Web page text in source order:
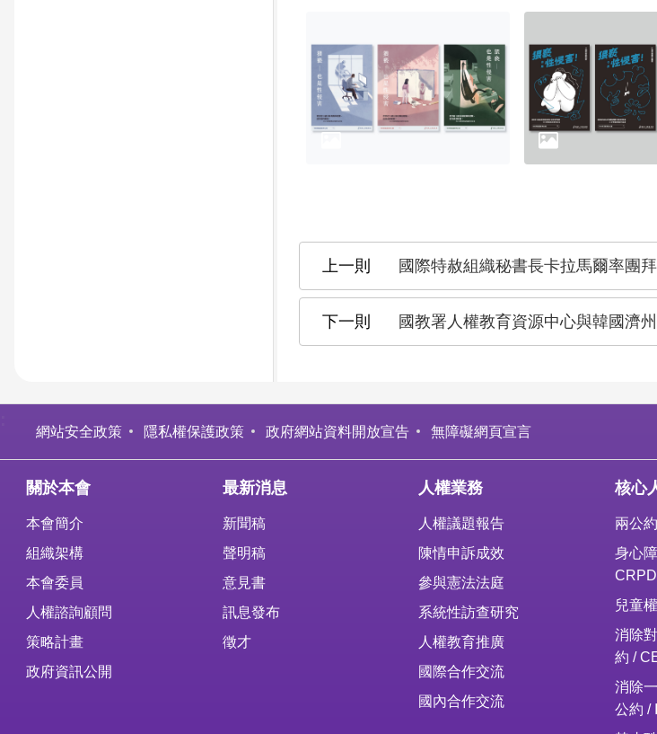
國際特赦組織秘書長卡拉馬爾率團
國教署人權教育資源中心與韓國濟
網站安全政策 隱私權保護政策 政府網站資料開放宣告 無障礙網頁宣言
關於本會
本會簡介
組織架構
本會委員
人權諮詢顧問
策略計畫
政府資訊公開
最新消息
新聞稿
聲明稿
意見書
訊息發布
徵才
人權業務
人權議題報告
陳情申訴成效
參與憲法法庭
系統性訪查研究
人權教育推廣
國際合作交流
國內合作交流
核心
兩公
身心
CRPD
兒童
消除
約 /
消除
公約 /